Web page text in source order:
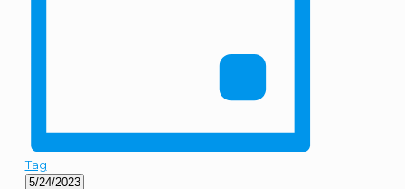
Tag
5/24/2023 Datum